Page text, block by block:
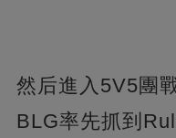
然后進入5V5團
BLG率先抓到